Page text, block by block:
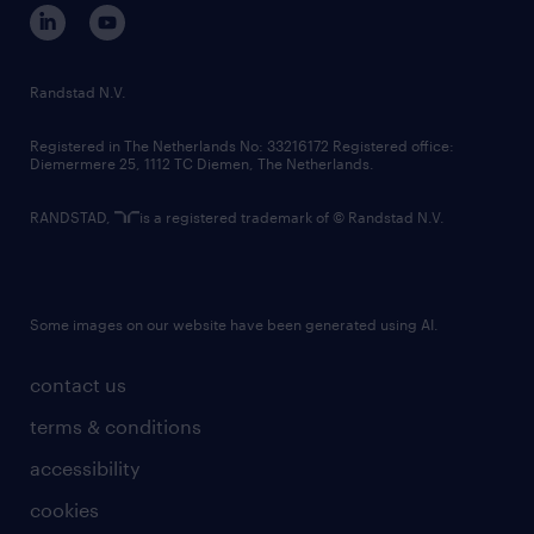
corporate governance
randstad innovation fund
country websites
contact us
terms & conditions
accessibility
cookies
Randstad N.V.
Registered in The Netherlands No: 33216172 Registered office:
Diemermere 25, 1112 TC Diemen, The Netherlands.
RANDSTAD, is a registered trademark of © Randstad N.V.
Some images on our website have been generated using AI.